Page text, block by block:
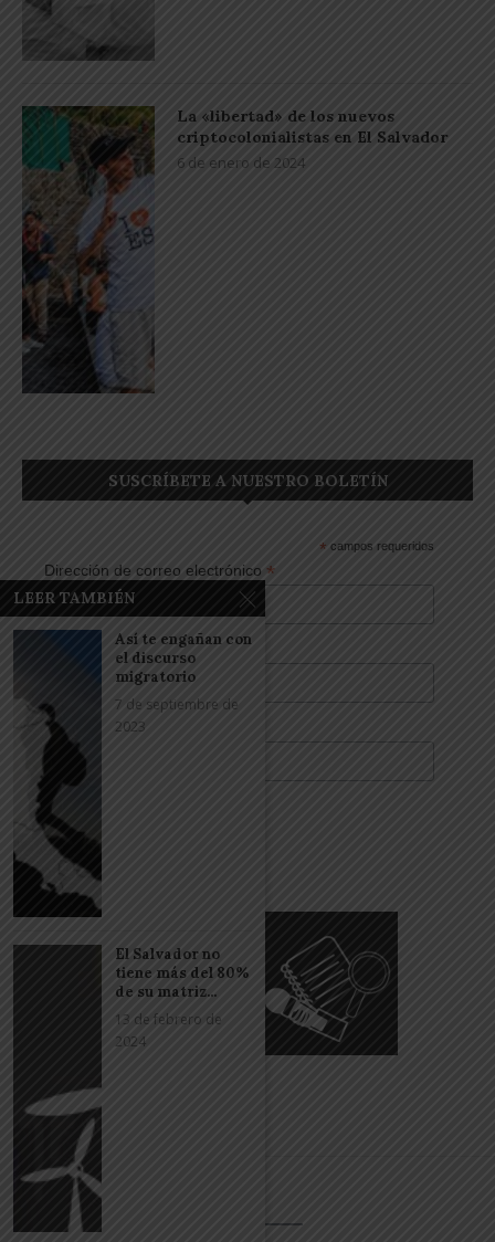
La «libertad» de los nuevos
criptocolonialistas en El Salvador
6 de enero de 2024
SUSCRÍBETE A NUESTRO BOLETÍN
* campos requeridos
Dirección de correo electrónico *
Apellidos
LEER TAMBIÉN
Así te engañan con
el discurso
migratorio
7 de septiembre de
2023
El Salvador no
tiene más del 80%
de su matriz...
13 de febrero de
2024